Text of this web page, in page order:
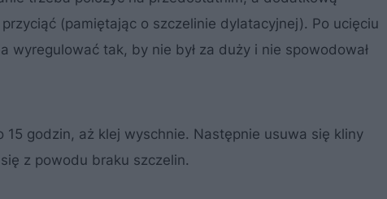
(pamiętając o szczelinie dylatacyjnej). Po ucięciu
wyregulować tak, by nie był za duży i nie spowodował
15 godzin, aż klej wyschnie. Następnie usuwa się kliny
z powodu braku szczelin.